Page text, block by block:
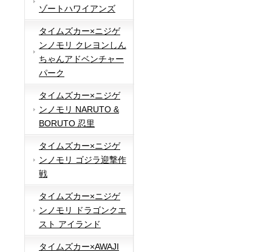
ゾートハワイアンズ
タイムズカー×ニジゲ
ンノモリ クレヨンしん
ちゃんアドベンチャー
パーク
タイムズカー×ニジゲ
ンノモリ NARUTO &
BORUTO 忍里
タイムズカー×ニジゲ
ンノモリ ゴジラ迎撃作
戦
タイムズカー×ニジゲ
ンノモリ ドラゴンクエ
スト アイランド
タイムズカー×AWAJI